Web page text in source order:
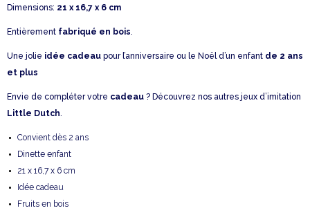
Dimensions: 21 x 16,7 x 6 cm
Entièrement fabriqué en bois.
Une jolie idée cadeau pour l’anniversaire ou le Noël d’un enfant de 2 ans
et plus
Envie de compléter votre cadeau ? Découvrez nos autres jeux d’imitation
Little Dutch.
Convient dès 2 ans
Dinette enfant
21 x 16,7 x 6 cm
Idée cadeau
Fruits en bois